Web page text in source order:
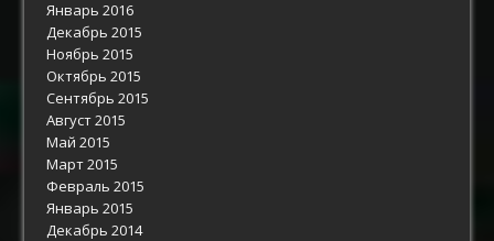
Январь 2016
Декабрь 2015
Ноябрь 2015
Октябрь 2015
Сентябрь 2015
Август 2015
Май 2015
Март 2015
Февраль 2015
Январь 2015
Декабрь 2014